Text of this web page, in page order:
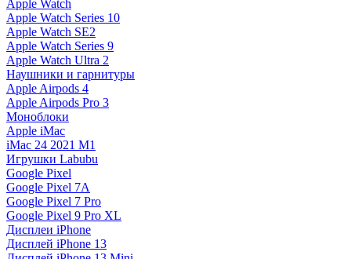
Apple Watch
Apple Watch Series 10
Apple Watch SE2
Apple Watch Series 9
Apple Watch Ultra 2
Наушники и гарнитуры
Apple Airpods 4
Apple Airpods Pro 3
Моноблоки
Apple iMac
iMac 24 2021 M1
Игрушки Labubu
Google Pixel
Google Pixel 7А
Google Pixel 7 Pro
Google Pixel 9 Pro XL
Дисплеи iPhone
Дисплей iPhone 13